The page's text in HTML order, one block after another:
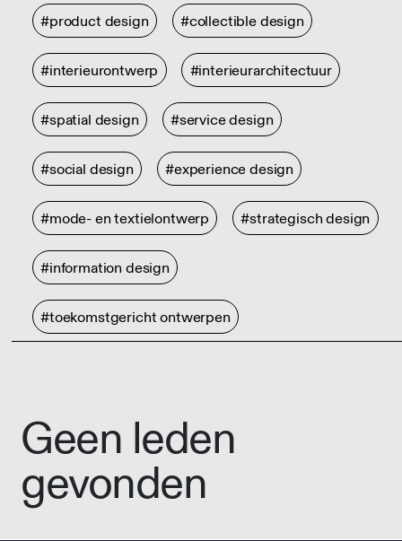
#product design #collectible design
#interieurontwerp #interieurarchitectuur
#spatial design #service design
#social design #experience design
#mode- en textielontwerp #strategisch design
#information design
#toekomstgericht ontwerpen
Geen leden
gevonden